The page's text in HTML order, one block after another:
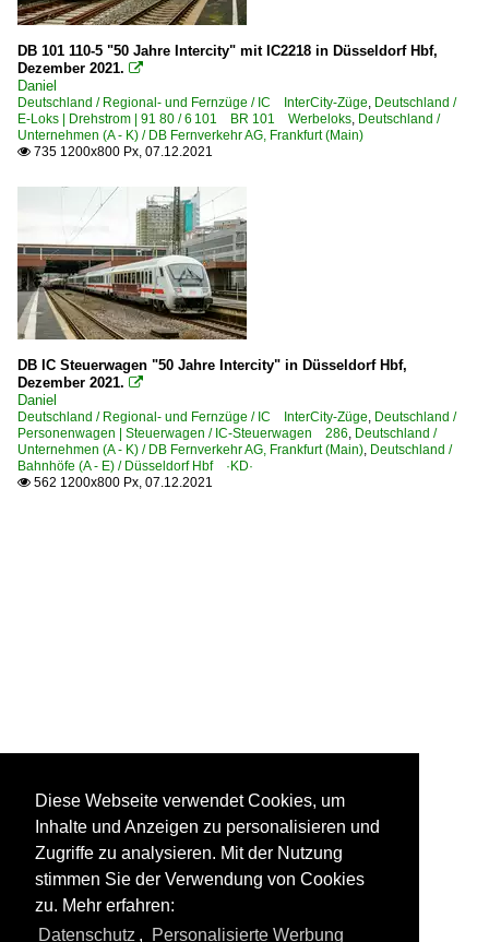
DB 101 110-5 "50 Jahre Intercity" mit IC2218 in Düsseldorf Hbf,
Dezember 2021. 
Daniel
Deutschland / Regional- und Fernzüge / IC InterCity-Züge, Deutschland /
E-Loks | Drehstrom | 91 80 / 6 101 BR 101 Werbeloks, Deutschland /
Unternehmen (A - K) / DB Fernverkehr AG, Frankfurt (Main)
 735 1200x800 Px, 07.12.2021
DB IC Steuerwagen "50 Jahre Intercity" in Düsseldorf Hbf,
Dezember 2021. 
Daniel
Deutschland / Regional- und Fernzüge / IC InterCity-Züge, Deutschland /
Personenwagen | Steuerwagen / IC-Steuerwagen 286, Deutschland /
Unternehmen (A - K) / DB Fernverkehr AG, Frankfurt (Main), Deutschland /
Bahnhöfe (A - E) / Düsseldorf Hbf ·KD·
 562 1200x800 Px, 07.12.2021
Diese Webseite verwendet Cookies, um
Inhalte und Anzeigen zu personalisieren und
Zugriffe zu analysieren. Mit der Nutzung
stimmen Sie der Verwendung von Cookies
zu. Mehr erfahren:
Datenschutz , Personalisierte Werbung